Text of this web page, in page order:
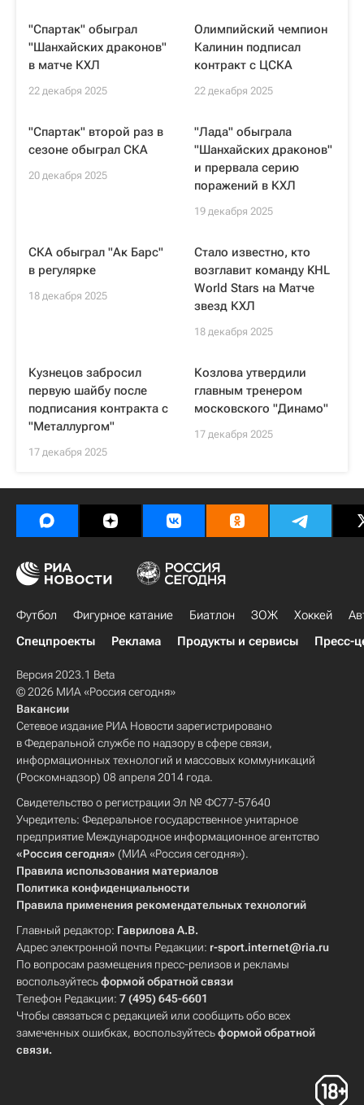
"Спартак" обыграл
"Шанхайских драконов"
в матче КХЛ
22 декабря 2025
Олимпийский чемпион
Калинин подписал
контракт с ЦСКА
22 декабря 2025
"Спартак" второй раз в
сезоне обыграл СКА
20 декабря 2025
"Лада" обыграла
"Шанхайских драконов"
и прервала серию
поражений в КХЛ
19 декабря 2025
СКА обыграл "Ак Барс"
в регулярке
18 декабря 2025
Стало известно, кто
возглавит команду KHL
World Stars на Матче
звезд КХЛ
18 декабря 2025
Кузнецов забросил
первую шайбу после
подписания контракта с
"Металлургом"
17 декабря 2025
Козлова утвердили
главным тренером
московского "Динамо"
17 декабря 2025
Футбол Фигурное катание Биатлон ЗОЖ Хоккей
Спецпроекты
Реклама Продукты и сервисы Пресс-
Версия 2023.1 Beta
© 2026 МИА «Россия сегодня»
Вакансии
Сетевое издание РИА Новости зарегистрировано
в Федеральной службе по надзору в сфере связи,
информационных технологий и массовых коммуникаций
(Роскомнадзор) 08 апреля 2014 года.
Свидетельство о регистрации Эл № ФС77-57640
Учредитель: Федеральное государственное унитарное
предприятие Международное информационное агентство
«Россия сегодня» (МИА «Россия сегодня»).
Правила использования материалов
Политика конфиденциальности
Правила применения рекомендательных технологий
Главный редактор: Гаврилова А.В.
Адрес электронной почты Редакции: r-sport.internet@ria.ru
По вопросам размещения пресс-релизов и рекламы
воспользуйтесьформой обратной связи
Телефон Редакции: 7 (495) 645-6601
Чтобы связаться с редакцией или сообщить обо всех
замеченных ошибках, воспользуйтесьформой обратной
связи.